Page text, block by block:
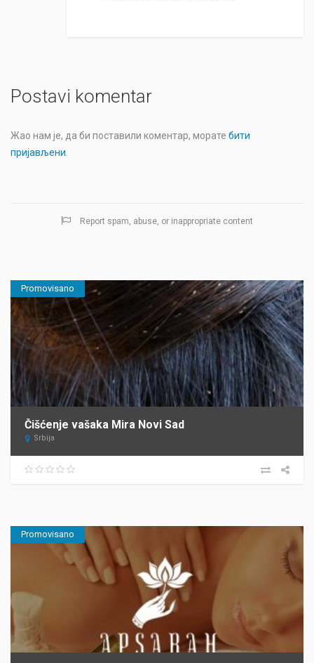
Postavi komentar
Жао нам је, да би поставили коментар, морате бити
пријављени
Report spam, abuse, or inappropriate content
Promovisano
Čišćenje vašaka Mira Novi Sad
Srbija
Promovisano